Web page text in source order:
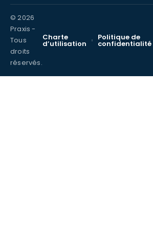
© 2026
Praxis -
Tous
droits
réservés.
Charte
d’utilisation
Politique de
confidentialité